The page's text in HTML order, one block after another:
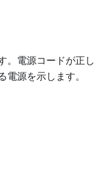
。電源コードが正し
電源を示します。